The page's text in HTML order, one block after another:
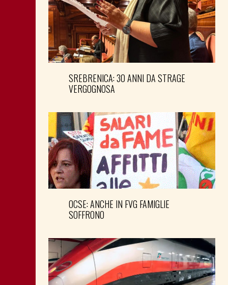
SREBRENICA: 30 ANNI DA STRAGE
VERGOGNOSA
OCSE: ANCHE IN FVG FAMIGLIE
SOFFRONO